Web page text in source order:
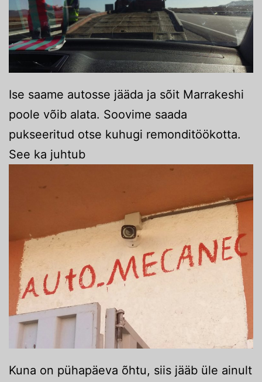
Ise saame autosse jääda ja sõit Marrakeshi
poole võib alata. Soovime saada
pukseeritud otse kuhugi remonditöökotta.
See ka juhtub
Kuna on pühapäeva õhtu, siis jääb üle ainult